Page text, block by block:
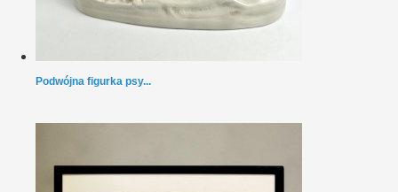
Podwójna figurka psy...